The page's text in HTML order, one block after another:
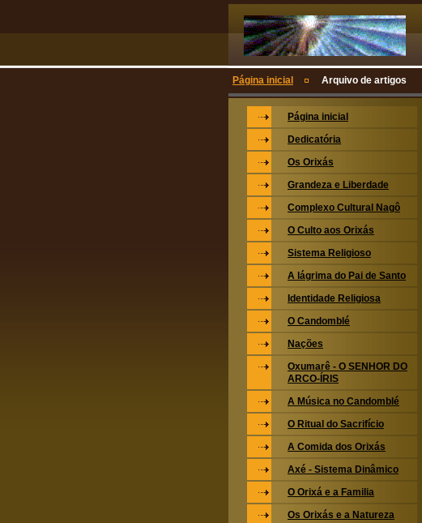
Página inicial Arquivo de artigos
Página inicial
Dedicatória
Os Orixás
Grandeza e Liberdade
Complexo Cultural Nagô
O Culto aos Orixás
Sistema Religioso
A lágrima do Pai de Santo
Identidade Religiosa
O Candomblé
Nações
Oxumarê - O SENHOR DO
ARCO-ÍRIS
A Música no Candomblé
O Ritual do Sacrifício
A Comida dos Orixás
Axé - Sistema Dinâmico
O Orixá e a Familia
Os Orixás e a Natureza